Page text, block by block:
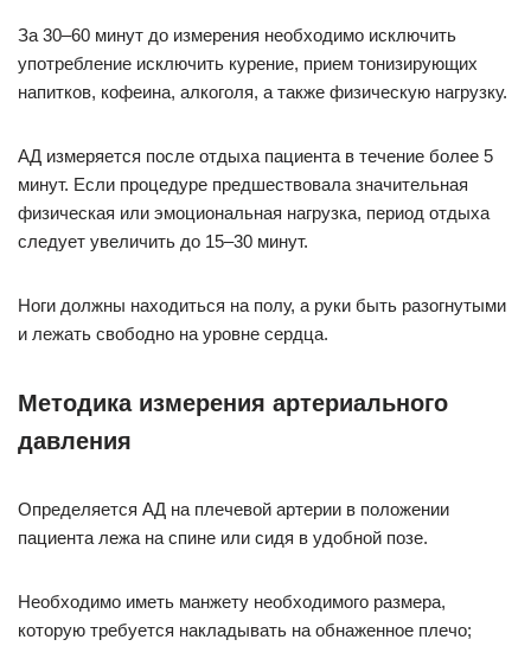
За 30–60 минут до измерения необходимо исключить
употребление исключить курение, прием тонизирующих
напитков, кофеина, алкоголя, а также физическую нагрузку.
АД измеряется после отдыха пациента в течение более 5
минут. Если процедуре предшествовала значительная
физическая или эмоциональная нагрузка, период отдыха
следует увеличить до 15–30 минут.
Ноги должны находиться на полу, а руки быть разогнутыми
и лежать свободно на уровне сердца.
Методика измерения артериального
давления
Определяется АД на плечевой артерии в положении
пациента лежа на спине или сидя в удобной позе.
Необходимо иметь манжету необходимого размера,
которую требуется накладывать на обнаженное плечо;